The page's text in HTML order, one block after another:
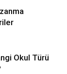
Okul Türü